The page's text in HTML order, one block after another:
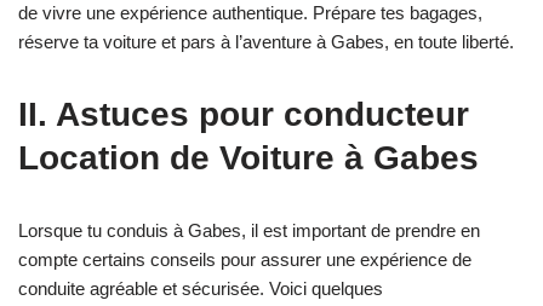
de vivre une expérience authentique. Prépare tes bagages,
réserve ta voiture et pars à l’aventure à Gabes, en toute liberté.
II. Astuces pour conducteur
Location de Voiture à Gabes
Lorsque tu conduis à Gabes, il est important de prendre en
compte certains conseils pour assurer une expérience de
conduite agréable et sécurisée. Voici quelques